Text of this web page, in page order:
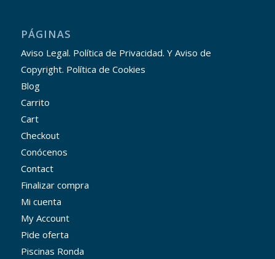
PÁGINAS
Aviso Legal. Política de Privacidad. Y Aviso de
Copyright. Política de Cookies
Blog
Carrito
Cart
Checkout
Conócenos
Contact
Finalizar compra
Mi cuenta
My Account
Pide oferta
Piscinas Ronda